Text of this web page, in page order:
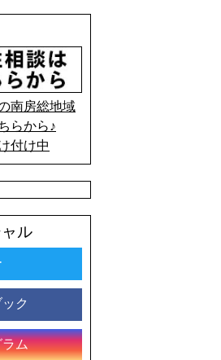
南房総地域
らから♪
付け中
ル
ク
ム